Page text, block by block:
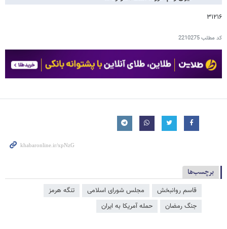
۳۱۲۱۶
کد مطلب2210275
برچسب‌ها
قاسم روانبخش مجلس شورای اسلامی
تنگه هرمز
جنگ رمضان
حمله آمریکا به ایران